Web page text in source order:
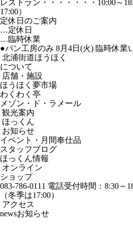
レストラン ・・・・・・・ 10:00～
17:00）
定休日のご案内
…定休日
…臨時休業
●パン工房のみ 8月4日(火) 臨時休業
北浦街道ほうほく
について
店舗・施設
ほうほく夢市場
わくわく亭
メゾン・ド・ラメール
観光案内
ほっくん
お知らせ
イベント・月間奉仕品
スタッフブログ
ほっくん情報
オンライン
ショップ
083-786-0111 電話受付時間：8:30～
（冬季は17:00）
アクセス
newsお知らせ